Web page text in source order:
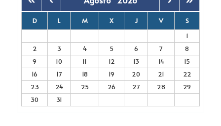
D L M X J V
S
1
2
3 4 5 6 7
8
9
10 11 12 13 14
15
16
17 18 19 20 21
22
23
24 25 26 27 28
29
30
31